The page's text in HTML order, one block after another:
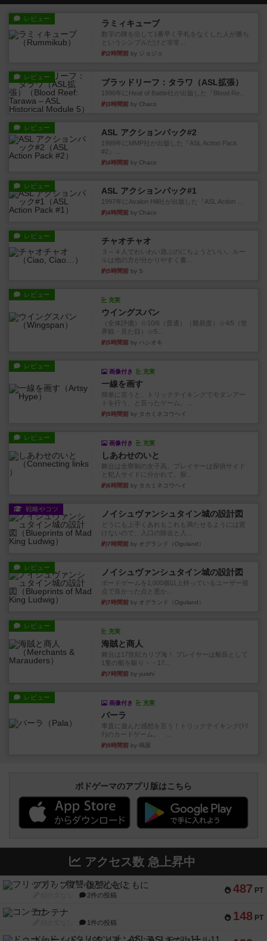
レビュー ラミィキューブ
数字の牌を出して1番早く手札をなくした人が勝ち
というシンプルだけど非常...
約2時間前 by ジョジョ
レビュー
ブラッドリーフ：タラワ（ASL拡張）
1996年にHeat of Battle社が出版した『Blood Re...
約3時間前 by Chaco
レビュー ASL アクションパック#2
1999年にMMP社が出版した『ASL Action Pack
#2』...
約4時間前 by Chaco
レビュー ASL アクションパック#1
1997年にAvalon Hill社が出版した『ASL Action ...
約4時間前 by Chaco
レビュー チャオチャオ
３～４人でわいわい遊ぶのにちょうどいい。ルー
ルは他の方が分かりやすく書...
約5時間前 by S
レビュー
充実
ウイングスパン
（全体評価）☆10/6（普通）（難易度）☆4/5（世
界観・見た目）☆5...
約5時間前 by ハシオキ
レビュー
画像付き 充実
一線を画す
簡単に言うと、トリックテイキングでモダンアー
トを行う、と言ったゲーム。...
約5時間前 by タカミネコウヘイ
レビュー
画像付き 充実
しあわせのいと
舞台は全寮制の女子高。プレイヤーは探偵サイド
と犯人サイドに分かれて、探...
約6時間前 by タカミネコウヘイ
戦略やコツ ノイシュヴァンシュタイン城の設計図
どうにも上手くあれもこれも満たせるようには置
けないので、入口の除去と入...
約7時間前 by オグランド（Oguland）
レビュー ノイシュヴァンシュタイン城の設計図
ボードゲームを1,000個以上持っているユーザー視
点で良かった点と悪か...
約7時間前 by オグランド（Oguland）
レビュー
充実
海賊と商人
舞台は17世紀カリブ海！ プレイヤーは船長として
1隻の船を駆り・・17...
約7時間前 by yuishi
レビュー
画像付き 充実
パーラ
率直に遊んだ感想を言う！トリックテイキング(ﾄﾘ
ﾃ)のカードゲーム。 ...
約9時間前 by 鳴屋
ボドゲーマのアプリ版はこちら
アクセス数 急上昇中
487 PT
フリップ７：復讐心とともに
2件の投稿
148 PT
コンテナ
1件の投稿